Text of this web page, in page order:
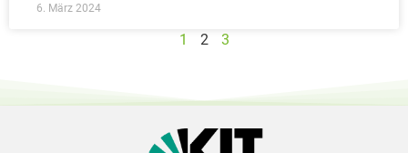
6. März 2024
1 2 3